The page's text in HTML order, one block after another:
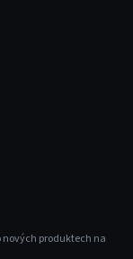
produktech na